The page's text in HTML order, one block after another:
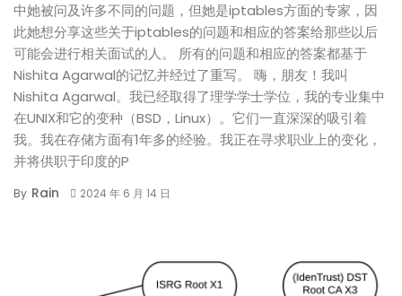
中她被问及许多不同的问题，但她是iptables方面的专家，因
此她想分享这些关于iptables的问题和相应的答案给那些以后
可能会进行相关面试的人。 所有的问题和相应的答案都基于
Nishita Agarwal的记忆并经过了重写。 嗨，朋友！我叫
Nishita Agarwal。我已经取得了理学学士学位，我的专业集中
在UNIX和它的变种（BSD，Linux）。它们一直深深的吸引着
我。我在存储方面有1年多的经验。我正在寻求职业上的变化，
并将供职于印度的P
By Rain 2024 年 6 月 14 日